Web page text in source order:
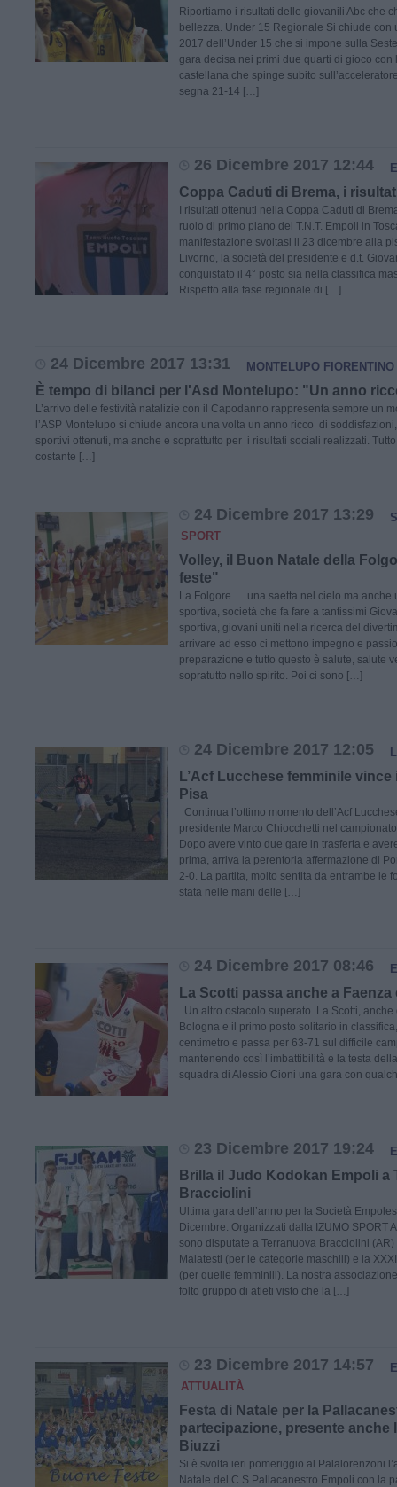
Riportiamo i risultati delle giovanili Abc che
bellezza. Under 15 Regionale Si chiude con
2017 dell’Under 15 che si impone sulla
gara decisa nei primi due quarti di gioco con
castellana che spinge subito
segna 21-14 […]
26 Dicembre 2017 12:44
Coppa Caduti di Brema, i
I risultati ottenuti nella Coppa Caduti di
ruolo di primo piano del T.N.T. Empoli in
manifestazione svoltasi il 23 dicembre alla
Livorno, la società del presidente e d.t.
conquistato il 4° posto sia nella classifica
Rispetto alla fase regionale di […]
24 Dicembre 2017 13:31 MONTELUPO FIORENTINO
È tempo di bilanci per l'Asd Montelupo: "Un anno
L’arrivo delle festività natalizie con il Capodanno rappresenta sempre un
l’ASP Montelupo si chiude ancora una volta un anno ricco di
sportivi ottenuti, ma anche e soprattutto per i risultati sociali realizzati.
costante […]
24 Dicembre 2017 13:29
SPORT
Volley, il Buon Natale della
feste"
La Folgore…..una saetta nel cielo ma anche
sportiva, società che fa fare a tantissimi
sportiva, giovani uniti nella ricerca del
arrivare ad esso ci mettono impegno e
preparazione e tutto questo è salute, salute
sopratutto nello spirito. Poi ci sono […]
24 Dicembre 2017 12:05
L’Acf Lucchese femminile vince
Pisa
Continua l’ottimo momento dell’Acf
presidente Marco Chiocchetti nel
Dopo avere vinto due gare in trasferta e
prima, arriva la perentoria affermazione di
2-0. La partita, molto sentita da entrambe le
stata nelle mani delle […]
24 Dicembre 2017 08:46
La Scotti passa anche a Faenza
Un altro ostacolo superato. La Scotti, anche
Bologna e il primo posto solitario in
centimetro e passa per 63-71 sul difficile
mantenendo così l’imbattibilità e la testa
squadra di Alessio Cioni una gara con
23 Dicembre 2017 19:24
Brilla il Judo Kodokan Empoli a
Bracciolini
Ultima gara dell’anno per la Società
Dicembre. Organizzati dalla IZUMO SPORT
sono disputate a Terranuova Bracciolini (AR)
Malatesti (per le categorie maschili) e la
(per quelle femminili). La nostra
folto gruppo di atleti visto che la […]
23 Dicembre 2017 14:57
ATTUALITÀ
Festa di Natale per la
partecipazione, presente anche
Biuzzi
Si è svolta ieri pomeriggio al Palalorenzoni
Natale del C.S.Pallacanestro Empoli con la